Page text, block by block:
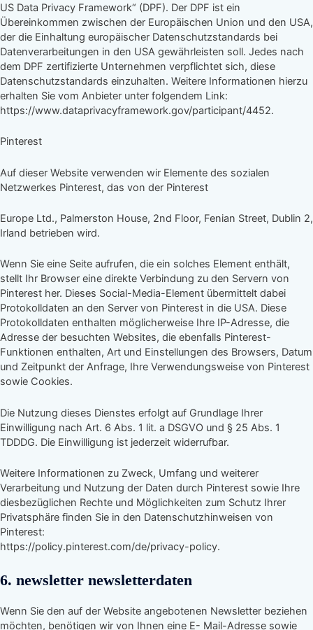
US Data Privacy Framework“ (DPF). Der DPF ist ein
Übereinkommen zwischen der Europäischen Union und den USA,
der die Einhaltung europäischer Datenschutzstandards bei
Datenverarbeitungen in den USA gewährleisten soll. Jedes nach
dem DPF zertifizierte Unternehmen verpflichtet sich, diese
Datenschutzstandards einzuhalten. Weitere Informationen hierzu
erhalten Sie vom Anbieter unter folgendem Link:
https://www.dataprivacyframework.gov/participant/4452.
Pinterest
Auf dieser Website verwenden wir Elemente des sozialen
Netzwerkes Pinterest, das von der Pinterest
Europe Ltd., Palmerston House, 2nd Floor, Fenian Street, Dublin 2,
Irland betrieben wird.
Wenn Sie eine Seite aufrufen, die ein solches Element enthält,
stellt Ihr Browser eine direkte Verbindung zu den Servern von
Pinterest her. Dieses Social-Media-Element übermittelt dabei
Protokolldaten an den Server von Pinterest in die USA. Diese
Protokolldaten enthalten möglicherweise Ihre IP-Adresse, die
Adresse der besuchten Websites, die ebenfalls Pinterest-
Funktionen enthalten, Art und Einstellungen des Browsers, Datum
und Zeitpunkt der Anfrage, Ihre Verwendungsweise von Pinterest
sowie Cookies.
Die Nutzung dieses Dienstes erfolgt auf Grundlage Ihrer
Einwilligung nach Art. 6 Abs. 1 lit. a DSGVO und § 25 Abs. 1
TDDDG. Die Einwilligung ist jederzeit widerrufbar.
Weitere Informationen zu Zweck, Umfang und weiterer
Verarbeitung und Nutzung der Daten durch Pinterest sowie Ihre
diesbezüglichen Rechte und Möglichkeiten zum Schutz Ihrer
Privatsphäre finden Sie in den Datenschutzhinweisen von
Pinterest:
https://policy.pinterest.com/de/privacy-policy.
6. newsletter newsletterdaten
Wenn Sie den auf der Website angebotenen Newsletter beziehen
möchten, benötigen wir von Ihnen eine E- Mail-Adresse sowie